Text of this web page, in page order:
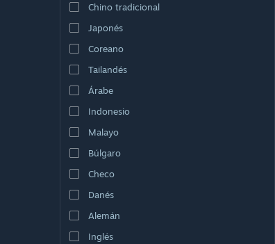
Chino tradicional
Japonés
Coreano
Tailandés
Árabe
Indonesio
Malayo
Búlgaro
Checo
Danés
Alemán
Inglés